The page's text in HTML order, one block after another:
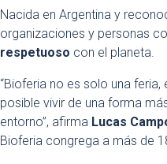
Nacida en Argentina y
organizaciones y personas
respetuoso con el planeta.
“Bioferia no es solo una
posible vivir de una forma
entorno”, afirma Lucas
Bioferia congrega a más de